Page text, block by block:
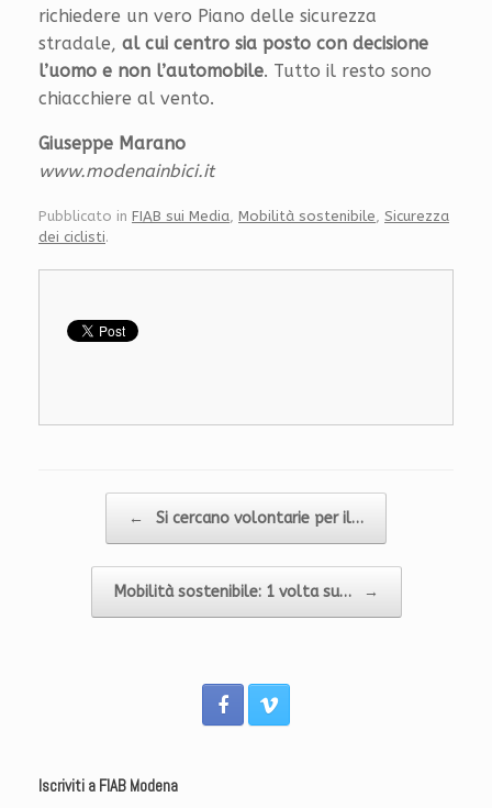
richiedere un vero Piano delle sicurezza
stradale, al cui centro sia posto con decisione
l’uomo e non l’automobile. Tutto il resto sono
chiacchiere al vento.
Giuseppe Marano
www.modenainbici.it
Pubblicato in FIAB sui Media, Mobilità sostenibile, Sicurezza
dei ciclisti.
←
Si cercano volontarie per il…
Mobilità sostenibile: 1 volta su… →
Iscriviti a FIAB Modena